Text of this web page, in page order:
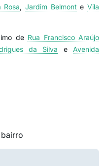
Rosa,Jardim Belmont eVila
de Rua Francisco Araújo
da Silva e Avenida